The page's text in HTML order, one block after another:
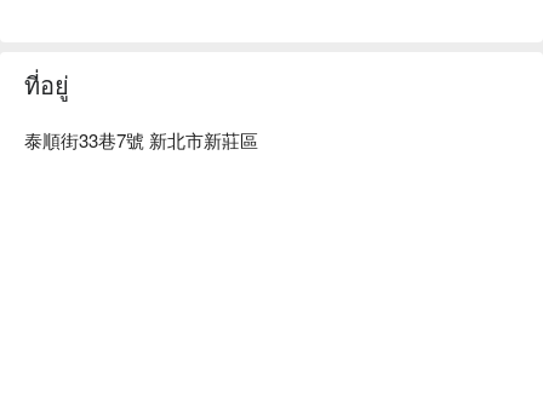
ที่อยู่
泰順街33巷7號 新北市新莊區